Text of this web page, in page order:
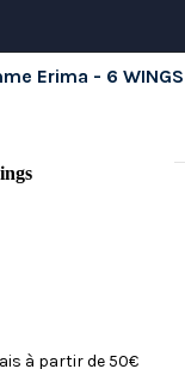
Erima - 6 WINGS
à partir de 50€